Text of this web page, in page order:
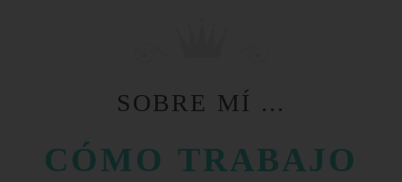
SOBRE MÍ ...
CÓMO TRABAJO